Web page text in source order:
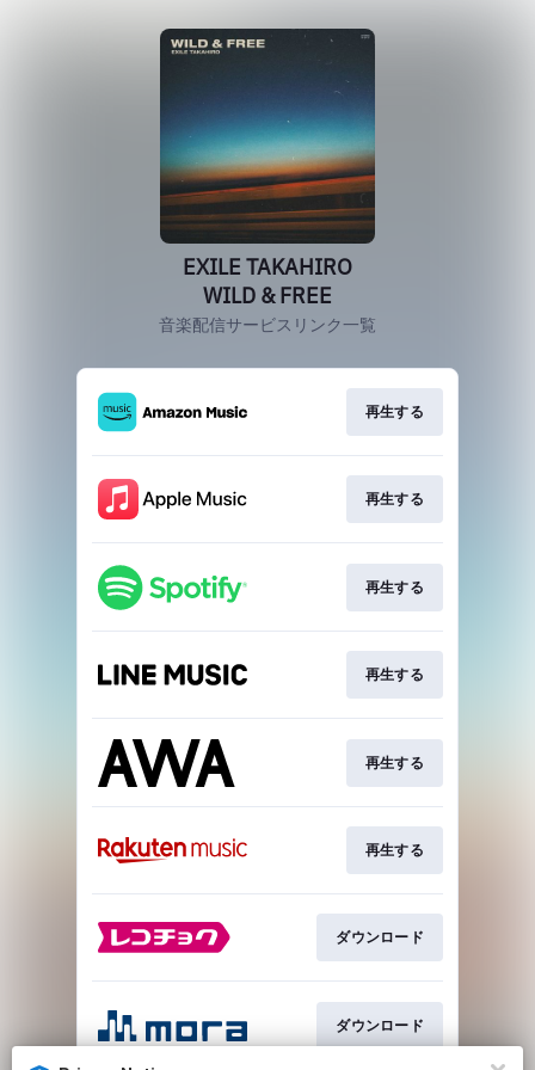
EXILE TAKAHIRO
WILD & FREE
音楽配信サービスリンク一覧
再生する
再生する
再生する
再生する
再生する
再生する
ダウンロード
ダウンロード